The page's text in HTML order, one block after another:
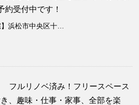
約受付中です！
】浜松市中央区十…
フルリノベ済み！フリースペース
、趣味・仕事・家事、全部を楽